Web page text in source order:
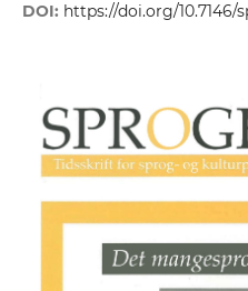
DOI: https://doi.org/10.7146/